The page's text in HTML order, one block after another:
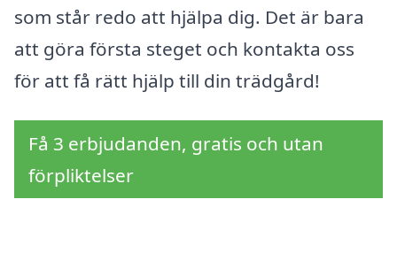
som står redo att hjälpa dig. Det är bara
att göra första steget och kontakta oss
för att få rätt hjälp till din trädgård!
Få 3 erbjudanden, gratis och utan
förpliktelser